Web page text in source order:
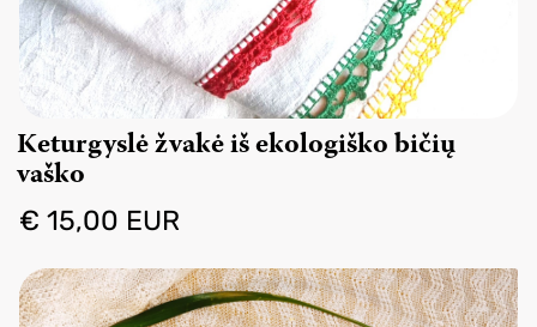
Keturgyslė žvakė iš ekologiško bičių
vaško
€ 15,00 EUR